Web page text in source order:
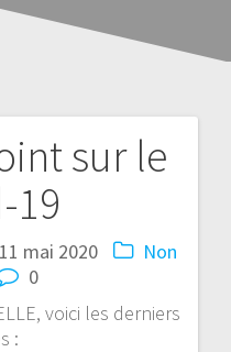
sur le
19
11 mai 2020
Non
0
voici les derniers
: